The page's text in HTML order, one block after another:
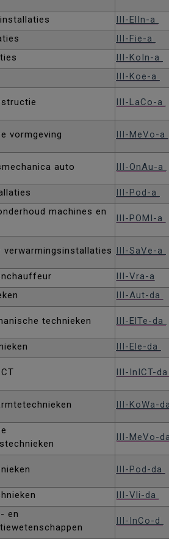
III-ElIn-a
III-Fie-a
III-KoIn-a
III-Koe-a
III-LaCo-a
vormgeving III-MeVo-a
auto III-OnAu-a
III-Pod-a
machines en
III-POMI-a
verwarmingsinstallaties III-SaVe-a
III-Vra-a
III-Aut-da
technieken III-ElTe-da
III-Ele-da
III-InICT-
III-KoWa-
III-MeVo-
III-Pod-da
III-Vli-da
en
III-InCo-d